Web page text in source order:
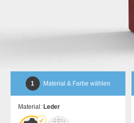
1 Material & Farbe wählen
Material: Leder